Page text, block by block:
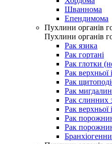
Шваннома
Епендимома
Пухлини органів
Пухлини органів
Рак язика
Рак гортані
Рак глотки
Рак верхньої
Рак
Рак мигдалин
Рак слинних
Рак
Рак
Рак